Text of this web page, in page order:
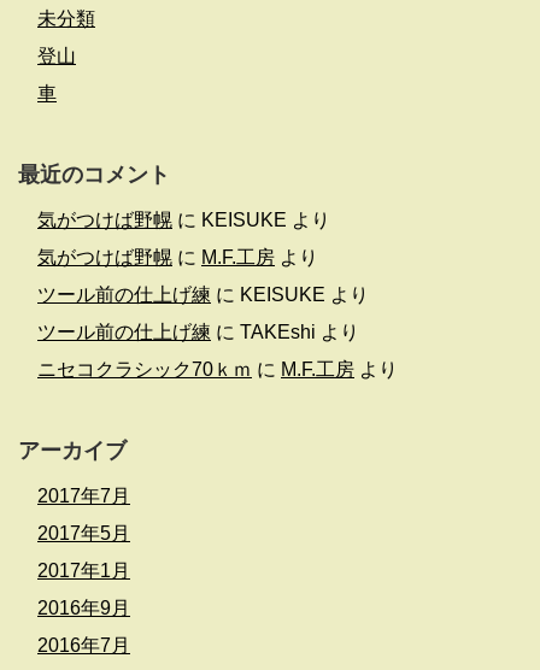
未分類
登山
車
最近のコメント
気がつけば野幌 に KEISUKE より
気がつけば野幌 に M.F.工房 より
ツール前の仕上げ練 に KEISUKE より
ツール前の仕上げ練 に TAKEshi より
ニセコクラシック70ｋｍ に M.F.工房 より
アーカイブ
2017年7月
2017年5月
2017年1月
2016年9月
2016年7月